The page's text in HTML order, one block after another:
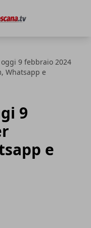
9 febbraio 2024
Whatsapp e
9
e